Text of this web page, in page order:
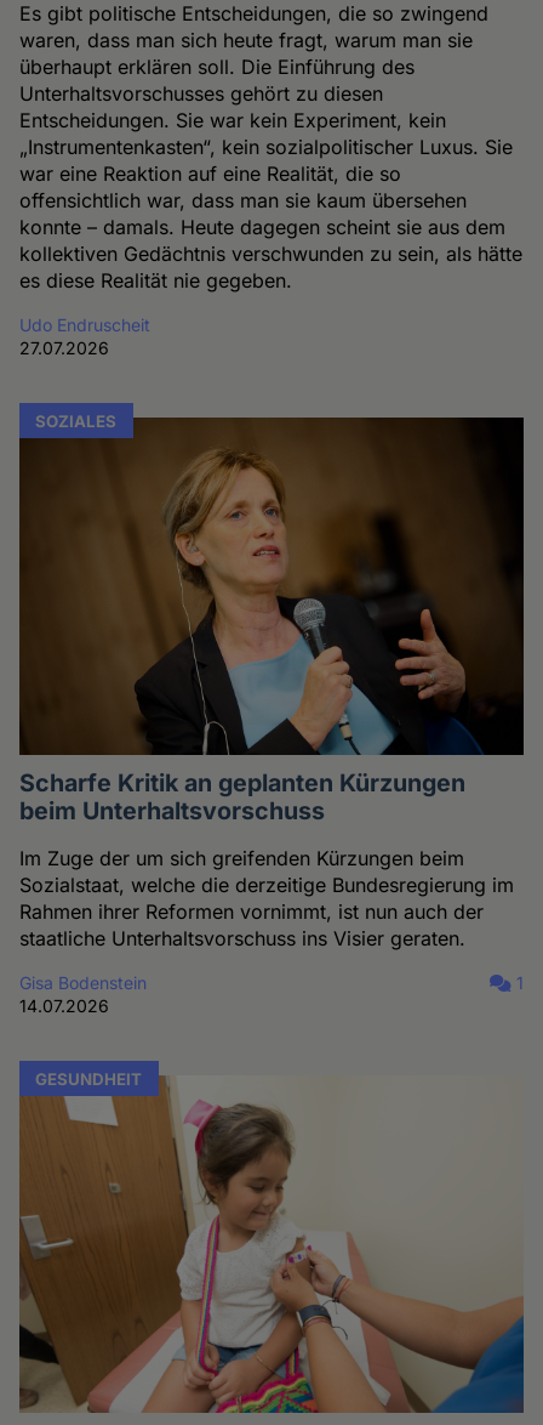
Es gibt politische Entscheidungen, die so zwingend
waren, dass man sich heute fragt, warum man sie
überhaupt erklären soll. Die Einführung des
Unterhaltsvorschusses gehört zu diesen
Entscheidungen. Sie war kein Experiment, kein
„Instrumentenkasten“, kein sozialpolitischer Luxus. Sie
war eine Reaktion auf eine Realität, die so
offensichtlich war, dass man sie kaum übersehen
konnte – damals. Heute dagegen scheint sie aus dem
kollektiven Gedächtnis verschwunden zu sein, als hätte
es diese Realität nie gegeben.
Udo Endruscheit
27.07.2026
SOZIALES
Scharfe Kritik an geplanten Kürzungen
beim Unterhaltsvorschuss
Im Zuge der um sich greifenden Kürzungen beim
Sozialstaat, welche die derzeitige Bundesregierung im
Rahmen ihrer Reformen vornimmt, ist nun auch der
staatliche Unterhaltsvorschuss ins Visier geraten.
Gisa Bodenstein
14.07.2026
1
GESUNDHEIT